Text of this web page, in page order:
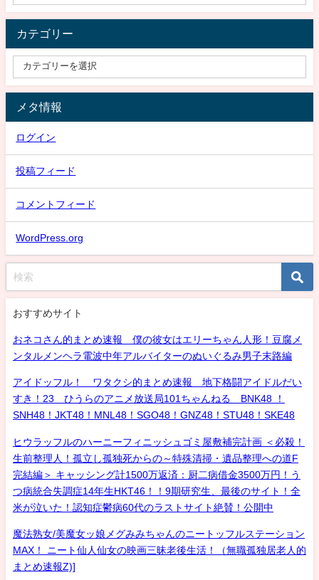
カテゴリー
メタ情報
ログイン
投稿フィード
コメントフィード
WordPress.org
おすすめサイト
おネコさん的まとめ速報 僕の彼女はエリーちゃん人形！豆腐メ
ンタルメンヘラ電波中年アルバイターのぬいぐるみ男子末路編
アイドッフル！ ワタクシ的まとめ速報 地下格闘アイドルだい
すき！23 ひうらのアニメ放送局101ちゃんねる BNK48 ！
SNH48！JKT48！MNL48！SGO48！GNZ48！STU48！SKE48
ヒウラッフルのハーニーフィニッシュゴミ屋敷補完計画 ＜必殺！
生前整理人！孤立し孤独死からの～特殊清掃・遺品整理への道F
完結編＞ キャッシング計1500万返済：厨二病借金3500万円！う
つ病統合失調症14年生HKT46！！9期研究生、最後のサイト！全
米が泣いた！認知症鬱病60代のラストサイト絶賛！公開中
魔法熟女/美魔女ッ娘メグみみちゃんのニートッフルステーション
MAX！ ニート仙人仙女の映画三昧老後生活！（無職孤独居老人的
まとめ速報Z)]